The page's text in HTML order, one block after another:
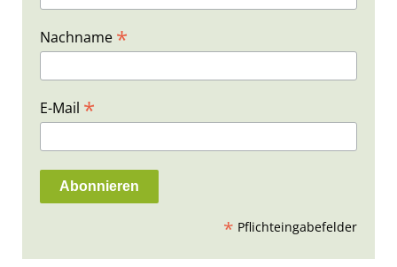
Nachname *
E-Mail *
* Pflichteingabefelder